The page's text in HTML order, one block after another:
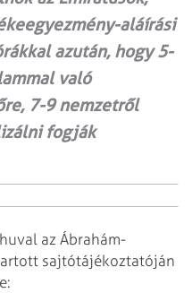
aláírási
azután, hogy 5-
való
7-9 nemzetről
fogják
az Ábrahám-
sajtótájékoztatóján